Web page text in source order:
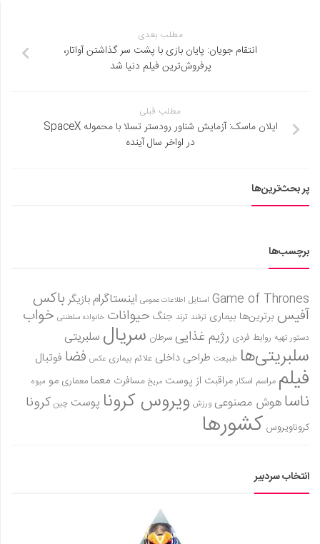
مطلب بعدی
انتقام جویان: پایان بازی با پشت سر گذاشتن آواتار،
پرفروش‌ترین فیلم دنیا شد
مطلب قبلی
ایلان ماسک: آزمایش شناور رودستر تسلا با محموله SpaceX
در اواخر سال آینده
پر بحث‌ترین‌ها
برچسب‌ها
Game of Thrones استایل اطلاعات عمومی اینستاگرام بازیگر باکس
آفیس برترین‌ها بیماری ترفند ترند جنگ حیوانات خانواده سلطنتی خواب
دستور تهیه روابط فردی رژیم غذاییسرطان سریال سلبریتی
سلبریتی‌ها طبیعت طراحی داخلی علائم بیماری عکس فضا فوتبال
فیلم مراسم اسکارمراقبت از پوست مریخ مسافرت معمامعماری مو میوه
ناساهوش مصنوعی ورزش ویروس کرونا پوست چین کرونا
کروناویروس کشورها
انتخاب سردبیر